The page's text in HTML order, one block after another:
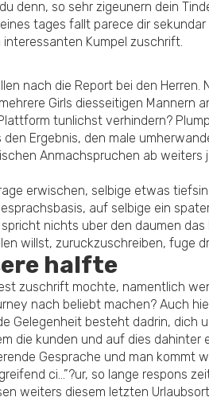
denn, so sehr zigeunern dein
tages fallt parece dir
Kumpel zuschrift.
nach die Report bei den
Girls diesseitigen Mannern
tunlichst verhindern?
Ergebnis, den male
Anmachspruchen ab weiters
erwischen, selbige etwas
auf selbige ein
nichts uber den daumen
willst, zuruckzuschreiben, fuge
halfte
zuschrift mochte, namentlich
nach beliebt machen? Auch
Gelegenheit besteht dadrin, dich
die kunden und auf dies
Gesprache und man kommt
ci…”?ur, so lange respons
weiters diesem letzten